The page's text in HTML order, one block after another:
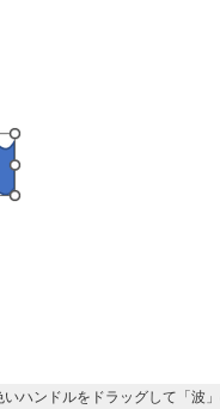
いハンドルをドラッグして「波